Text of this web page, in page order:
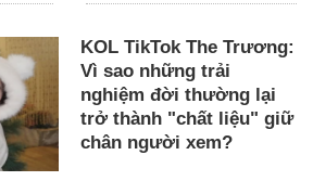
KOL TikTok The Trương:
Vì sao những trải
nghiệm đời thường lại
trở thành "chất liệu" giữ
chân người xem?